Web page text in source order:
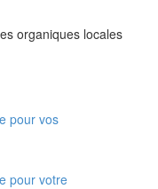
organiques locales
pour vos
pour votre